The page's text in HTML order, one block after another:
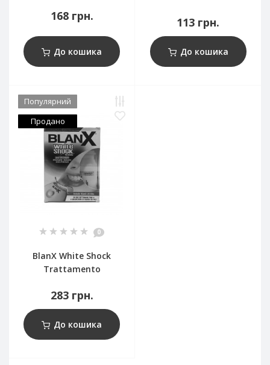
168 грн.
До кошика
113 грн.
До кошика
Популярний
Продано
0
BlanX White Shock
Trattamento
283 грн.
До кошика